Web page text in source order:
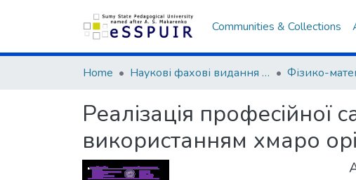
Communities & Collections
Home Наукові фахові видання СумДПУ
Реалізація професійної
використанням хмаро